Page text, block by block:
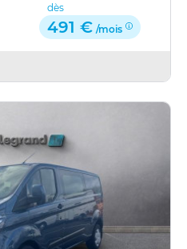
dès
491 € /mois